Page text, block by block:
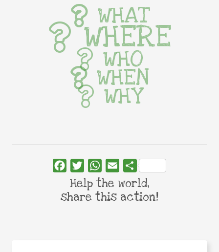
WHAT
WHERE
WHO
WHEN
WHY
FacebookTwitterWhatsApp
Email Share
Help the world,
share this action!